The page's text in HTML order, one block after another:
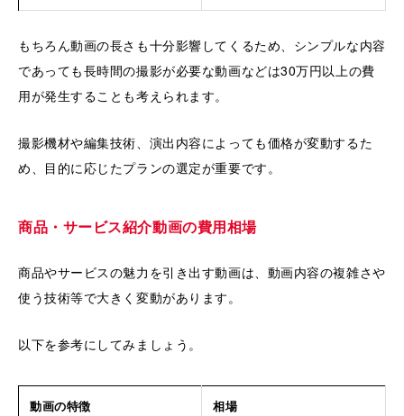
もちろん動画の長さも十分影響してくるため、シンプルな内容
であっても長時間の撮影が必要な動画などは30万円以上の費
用が発生することも考えられます。
撮影機材や編集技術、演出内容によっても価格が変動するた
め、目的に応じたプランの選定が重要です。
商品・サービス紹介動画の費用相場
商品やサービスの魅力を引き出す動画は、動画内容の複雑さや
使う技術等で大きく変動があります。
以下を参考にしてみましょう。
動画の特徴 相場